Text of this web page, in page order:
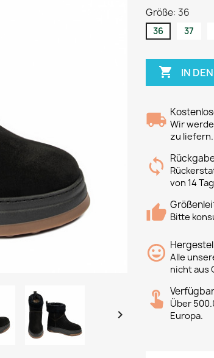

Größe: 36
36 37
 IN
Wir
zu liefern.
von 14
Bitte
Alle
nicht aus
Über
Europa.